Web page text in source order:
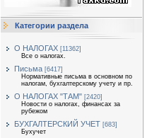
Категории раздела
О НАЛОГАХ [11362]
Все о налогах.
Письма [6417]
Нормативные письма в основном по
налогам, бухгалтерскому учету и пр.
О НАЛОГАХ "ТАМ" [2420]
Новости о налогах, финансах за
рубежом
БУХГАЛТЕРСКИЙ УЧЕТ [683]
Бухучет